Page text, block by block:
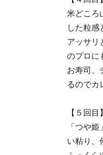
米どころ
した粒感
アッサリ
のプロに
お寿司、
るのでカ
【５回
「つや
い粘り、